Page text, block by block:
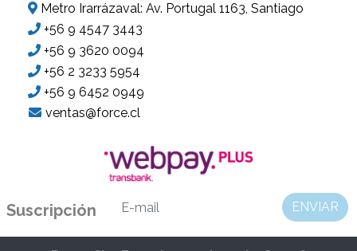
Metro Irarrázaval: Av. Portugal 1163, Santiago
+56 9 4547 3443
+56 9 3620 0094
+56 2 3233 5954
+56 9 6452 0949
ventas@force.cl
Suscripción ENVIAR